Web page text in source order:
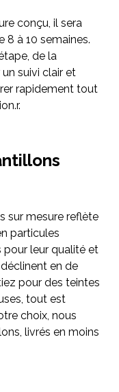
conçu, il sera
8 à 10 semaines.
de la
suivi clair et
rapidement tout
sur mesure reflète
particules
pour leur qualité et
en de
pour des teintes
tout est
choix, nous
livrés en moins